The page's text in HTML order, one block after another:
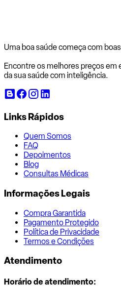
Uma boa saúde começa com
Encontre os melhores preços em
da sua saúde com inteligência.
Links Rápidos
Quem Somos
FAQ
Depoimentos
Blog
Consultas Médicas
Informações Legais
Compra Garantida
Pagamento Protegido
Política de Privacidade
Termos e Condições
Atendimento
Horário de atendimento: